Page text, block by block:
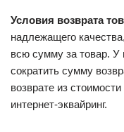
Условия возврата
надлежащего
всю сумму за товар. У
сократить сумму
возврате из
интернет-эквайринг.